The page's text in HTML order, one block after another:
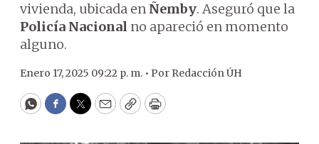
vivienda, ubicada en Ñemby. Aseguró que la
Policía Nacional no apareció en momento
alguno.
Enero 17, 2025 09:22 p. m. • Por Redacción ÚH
WhatsApp
Facebook
Twitter
EmailCopyPrint